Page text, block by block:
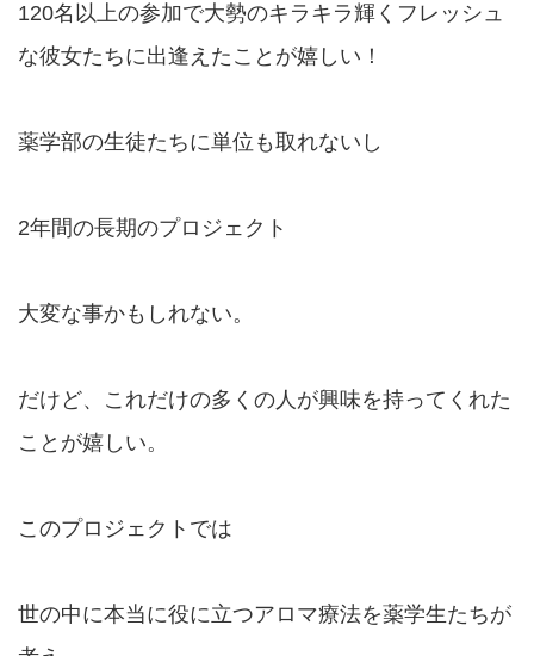
120名以上の参加で大勢のキラキラ輝くフレッシュ
な彼女たちに出逢えたことが嬉しい！
薬学部の生徒たちに単位も取れないし
2年間の長期のプロジェクト
大変な事かもしれない。
だけど、これだけの多くの人が興味を持ってくれた
ことが嬉しい。
このプロジェクトでは
世の中に本当に役に立つアロマ療法を薬学生たちが